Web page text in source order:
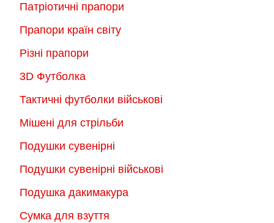
Патріотичні прапори
Прапори країн світу
Різні прапори
3D Футболка
Тактичні футболки військові
Мішені для стрільби
Подушки сувенірні
Подушки сувенірні військові
Подушка дакимакура
Сумка для взуття